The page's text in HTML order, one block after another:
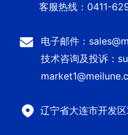
客服热线：0411-
电子邮件：
技术咨询及投诉：
辽宁省大连市开发